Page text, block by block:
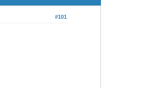
#101